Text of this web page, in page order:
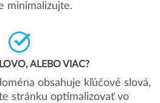
minimalizujte.
ALEBO VIAC?
obsahuje kľúčové slová,
stránku optimalizovať vo